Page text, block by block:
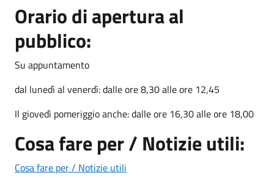
Orario di apertura al
pubblico:
Su appuntamento
dal lunedì al venerdì: dalle ore 8,30 alle ore 12,45
Il giovedì pomeriggio anche: dalle ore 16,30 alle ore 18,00
Cosa fare per / Notizie utili:
Cosa fare per / Notizie utili